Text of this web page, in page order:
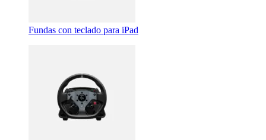
Fundas con teclado para iPad